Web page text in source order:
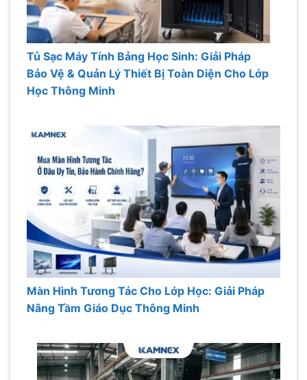
Tủ Sạc Máy Tính Bảng Học Sinh: Giải Pháp
Bảo Vệ & Quản Lý Thiết Bị Toàn Diện Cho Lớp
Học Thông Minh
Màn Hình Tương Tác Cho Lớp Học: Giải Pháp
Nâng Tầm Giáo Dục Thông Minh